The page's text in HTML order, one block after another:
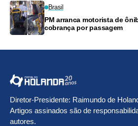
Brasil
PM arranca motorista de
cobrança por passagem
Diretor-Presidente: Raimundo de
Artigos assinados são de
autores.